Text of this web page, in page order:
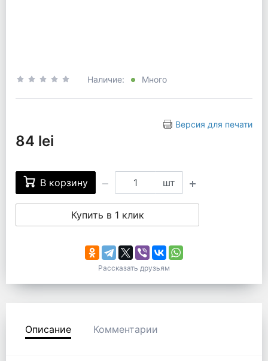
Наличие: Много
Версия для печати
84 lei
В корзину шт
Купить в 1 клик
Рассказать друзьям
Описание Комментарии